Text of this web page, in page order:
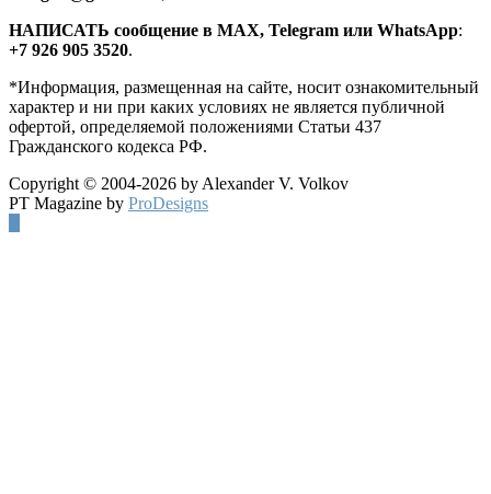
HАПИСАТЬ сообщение в MAX, Telegram или WhatsApp:
+7 926 905 3520.
*Информация, размещенная на сайте, носит ознакомительный
характер и ни при каких условиях не является публичной
офертой, определяемой положениями Статьи 437
Гражданского кодекса РФ.
Copyright © 2004-2026 by Alexander V. Volkov
PT Magazine by ProDesigns